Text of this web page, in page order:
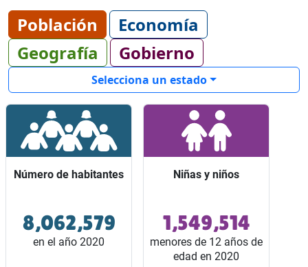
Población
Economía
Geografía
Gobierno
Selecciona un estado
Número de habitantes
8,062,579
en el año 2020
Número de habitantes
Ocupó el lugar 4 entre
los 32 estados del país.
Niñas y niños
1,549,514
menores de 12 años de
edad en 2020
Niñas y niños
Representaron 2 de
cada 10 habitantes del
estado.